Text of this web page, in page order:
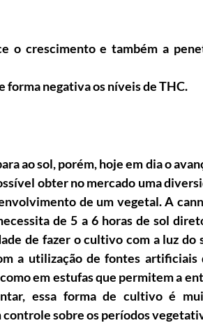
o crescimento e também a
forma negativa os níveis de THC.
ao sol, porém, hoje em dia o
obter no mercado uma
de um vegetal. A
de 5 a 6 horas de sol
de fazer o cultivo com a luz do
a utilização de fontes artificiais
em estufas que permitem a
essa forma de cultivo é
sobre os períodos